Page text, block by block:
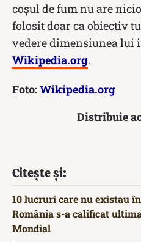
coșul de fum nu are
folosit doar ca obiectiv
vedere dimensiunea
Wikipedia.org.
Foto:Wikipedia.org
Distribuie
Citește și:
10 lucruri care nu existau
România s-a calificat
Mondial